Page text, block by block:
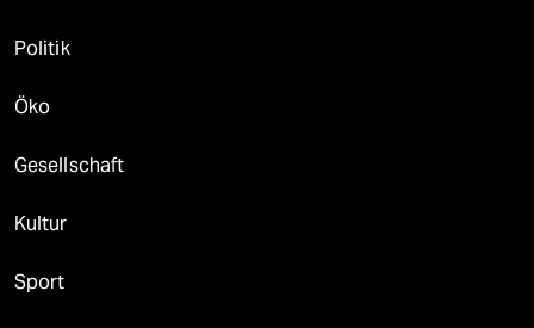
Politik
Öko
Gesellschaft
Kultur
Sport